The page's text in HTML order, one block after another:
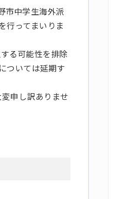
市中学生海外派
行ってまいりま
る可能性を排除
ついては延期す
申し訳ありませ